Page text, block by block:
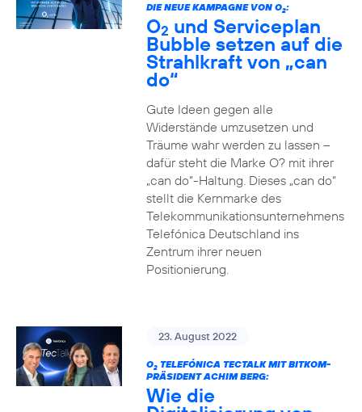
DIE NEUE KAMPAGNE VON O2:
O2 und Serviceplan
Bubble setzen auf die
Strahlkraft von „can
do“
Gute Ideen gegen alle
Widerstände umzusetzen und
Träume wahr werden zu lassen –
dafür steht die Marke O? mit ihrer
„can do“-Haltung. Dieses „can do“
stellt die Kernmarke des
Telekommunikationsunternehmens
Telefónica Deutschland ins
Zentrum ihrer neuen
Positionierung.
23. August 2022
O2TELEFÓNICA TECTALK MIT BITKOM-
PRÄSIDENT ACHIM BERG:
Wie die